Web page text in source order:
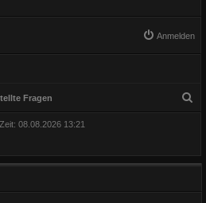
Anmelden
Fragen
08.08.2026 13:21